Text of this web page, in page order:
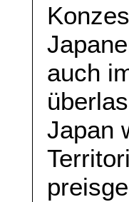
auch
Japan